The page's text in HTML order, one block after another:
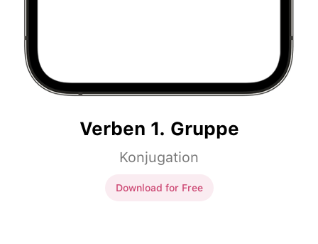
Verben 1. Gruppe
Verben 1. Gruppe
Konjugation
Download for Free